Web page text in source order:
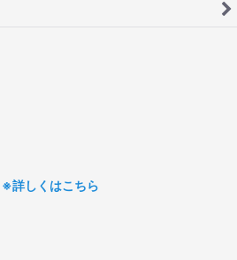
※詳しくはこちら